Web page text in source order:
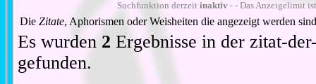
Suchfunktion derzeitinaktiv - - Das Anzeigelimit
DieZitate, Aphorismen oder Weisheiten die angezeigt werden
Es wurden 2 Ergebnisse in der zitat-
gefunden.